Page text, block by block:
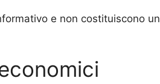
e non costituiscono un